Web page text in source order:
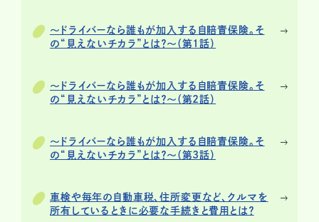
～ドライバーなら誰もが加入する自賠責保険。そ
の“見えないチカラ”とは？～（第1話）
～ドライバーなら誰もが加入する自賠責保険。そ
の“見えないチカラ”とは？～（第2話）
～ドライバーなら誰もが加入する自賠責保険。そ
の“見えないチカラ”とは？～（第3話）
車検や毎年の自動車税、住所変更など、クルマを
所有しているときに必要な手続きと費用とは？